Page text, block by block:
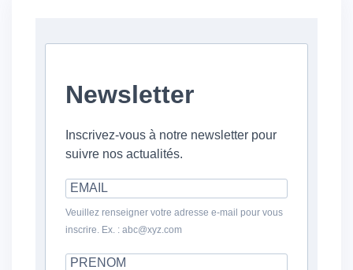
Newsletter
Inscrivez-vous à notre newsletter pour
suivre nos actualités.
Veuillez renseigner votre adresse e-mail pour vous
inscrire. Ex. : abc@xyz.com